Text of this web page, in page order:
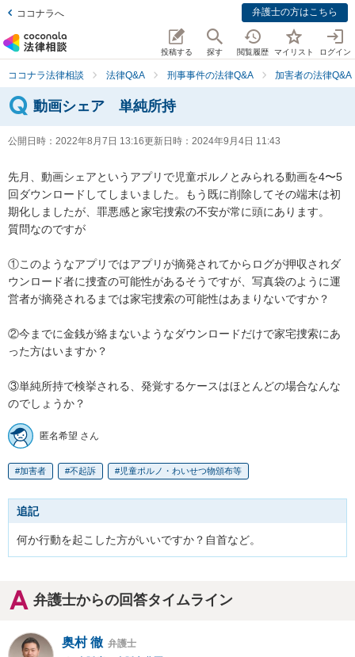
ココナラへ 弁護士の方はこちら
投稿する 探す 閲覧履歴 マイリスト ログイン
ココナラ法律相談 法律Q&A 刑事事件の法律Q&A 加害者の法律Q&A
動画シェア 単純所持
公開日時： 2022年8月7日 13:16更新日時： 2024年9月4日 11:43
先月、動画シェアというアプリで児童ポルノとみられる動画を4〜5
回ダウンロードしてしまいました。もう既に削除してその端末は初
期化しましたが、罪悪感と家宅捜索の不安が常に頭にあります。
質問なのですが
①このようなアプリではアプリが摘発されてからログが押収されダ
ウンロード者に捜査の可能性があるそうですが、写真袋のように運
営者が摘発されるまでは家宅捜索の可能性はあまりないですか？
②今までに金銭が絡まないようなダウンロードだけで家宅捜索にあ
った方はいますか？
③単純所持で検挙される、発覚するケースはほとんどの場合なんな
のでしょうか？
匿名希望 さん
加害者 不起訴 児童ポルノ・わいせつ物頒布等
追記
何か行動を起こした方がいいですか？自首など。
弁護士からの回答タイムライン
奥村 徹 弁護士